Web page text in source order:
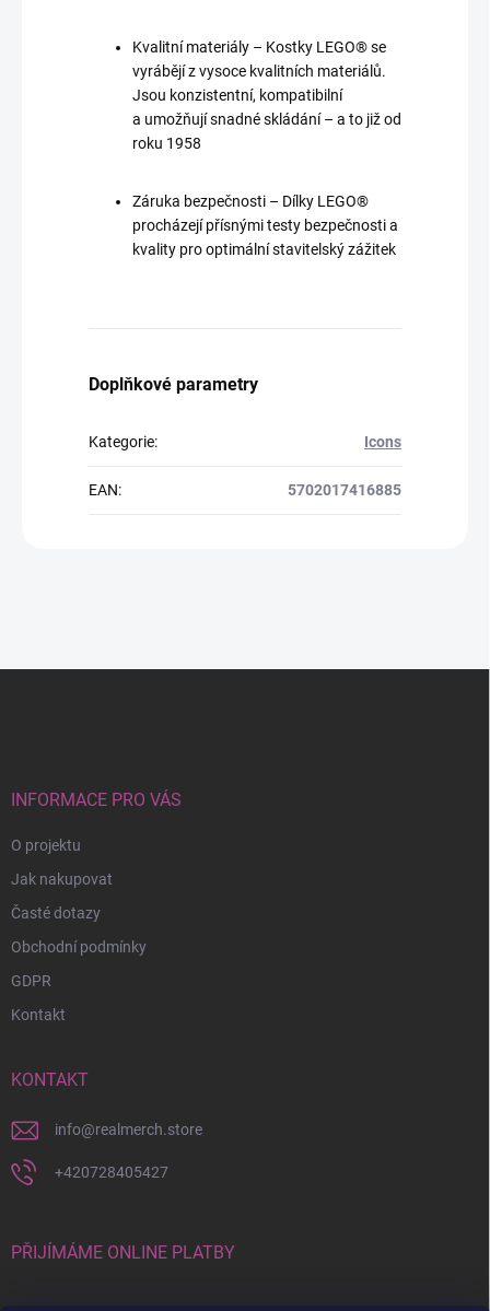
Kvalitní materiály – Kostky LEGO® se
vyrábějí z vysoce kvalitních materiálů.
Jsou konzistentní, kompatibilní
a umožňují snadné skládání – a to již od
roku 1958
Záruka bezpečnosti – Dílky LEGO®
procházejí přísnými testy bezpečnosti a
kvality pro optimální stavitelský zážitek
Doplňkové parametry
Kategorie: Icons
EAN: 5702017416885
INFORMACE PRO VÁS
O projektu
Jak nakupovat
Časté dotazy
Obchodní podmínky
GDPR
Kontakt
KONTAKT
info@realmerch.store
+420728405427
PŘIJÍMÁME ONLINE PLATBY